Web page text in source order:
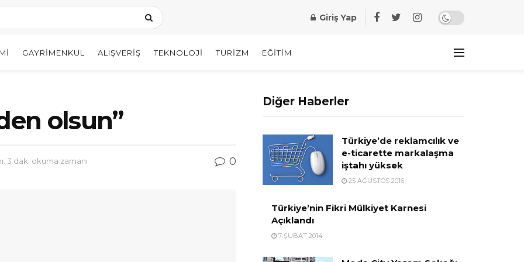
Giriş Yap
GAYRIMENKUL ALIŞVERIŞ TEKNOLOJI TURIZM EĞITIM
olsun”
3 dak. okuma zamanı 0
Diğer Haberler
Türkiye’de reklamcılık ve
e-ticarette markalaşma
iştahı yüksek
25 AĞUSTOS 2016
Türkiye’nin Fikri Mülkiyet Karnesi
Açıklandı
7 ŞUBAT 2014